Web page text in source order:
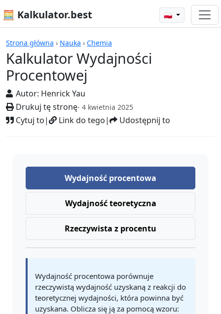
🧮 Kalkulator.best 🇵🇱
Strona główna › Nauka › Chemia
Kalkulator Wydajności
Procentowej
Autor: Henrick Yau
Drukuj tę stronę- 4 kwietnia 2025
Cytuj to| Link do tego| Udostępnij to
Kalkulatory
Wydajność procentowa
Wydajność teoretyczna
Rzeczywista z procentu
Wydajność procentowa porównuje
rzeczywistą wydajność uzyskaną z reakcji do
teoretycznej wydajności, która powinna być
uzyskana. Oblicza się ją za pomocą wzoru: